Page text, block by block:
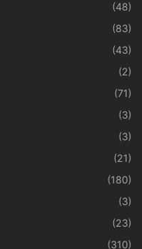
(48)
(83)
(43)
(2)
(71)
(3)
(3)
(21)
(180)
(3)
(23)
(310)